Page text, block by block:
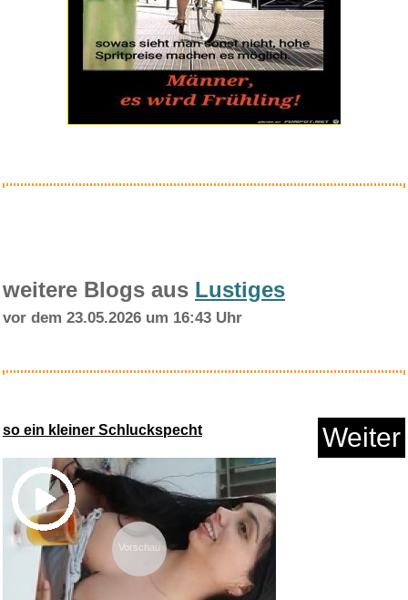
weitere Blogs aus Lustiges
vor dem 23.05.2026 um 16:43 Uhr
so ein kleiner Schluckspecht Weiter
Vorschau